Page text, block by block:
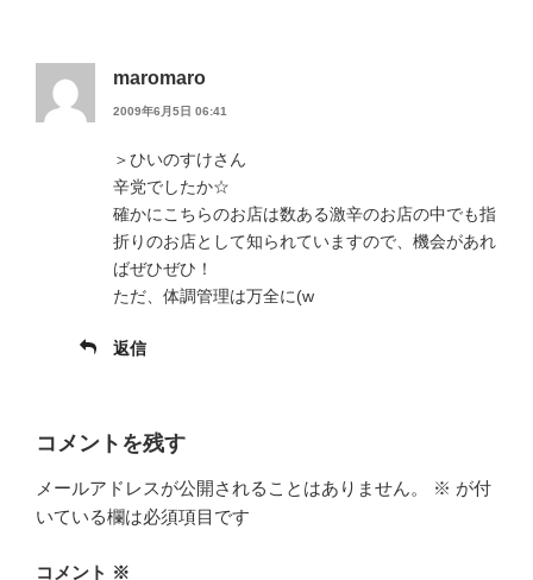
maromaro
2009年6月5日 06:41
＞ひいのすけさん
辛党でしたか☆
確かにこちらのお店は数ある激辛のお店の中でも指
折りのお店として知られていますので、機会があれ
ばぜひぜひ！
ただ、体調管理は万全に(w
返信
コメントを残す
メールアドレスが公開されることはありません。 ※ が付
いている欄は必須項目です
コメント ※